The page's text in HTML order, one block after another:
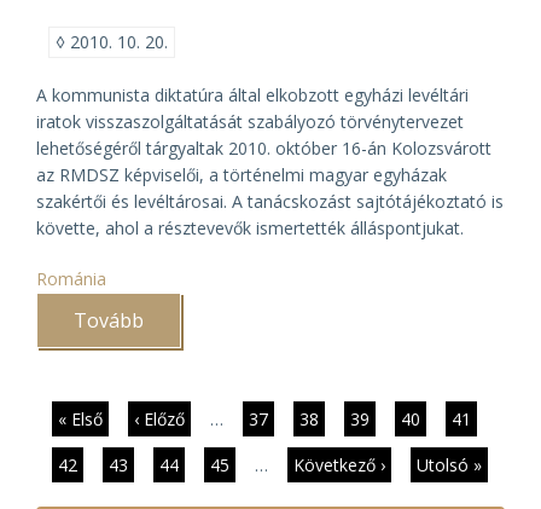
◊ 2010. 10. 20.
A kommunista diktatúra által elkobzott egyházi levéltári
iratok visszaszolgáltatását szabályozó törvénytervezet
lehetőségéről tárgyaltak 2010. október 16-án Kolozsvárott
az RMDSZ képviselői, a történelmi magyar egyházak
szakértői és levéltárosai. A tanácskozást sajtótájékoztató is
követte, ahol a résztevevők ismertették álláspontjukat.
Románia
Tovább
Romániában
elkobzott
egyházi
iratokról)
Oldalszámozás
Első
oldal
« Első
Előző
oldal
‹ Előző … Page
37 Page
38 Page
39 Page
40
Jelenlegi
oldal
41
Page
42 Page
43 Page
44 Page
45 …
Következő
Következő ›
Utolsó
Utolsó »